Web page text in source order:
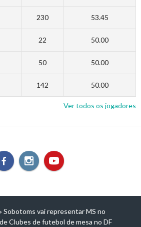
230 53.45
22 50.00
50 50.00
142 50.00
Ver todos os jogadores
Sobotoms vai representar MS no
Clubes de futebol de mesa no DF